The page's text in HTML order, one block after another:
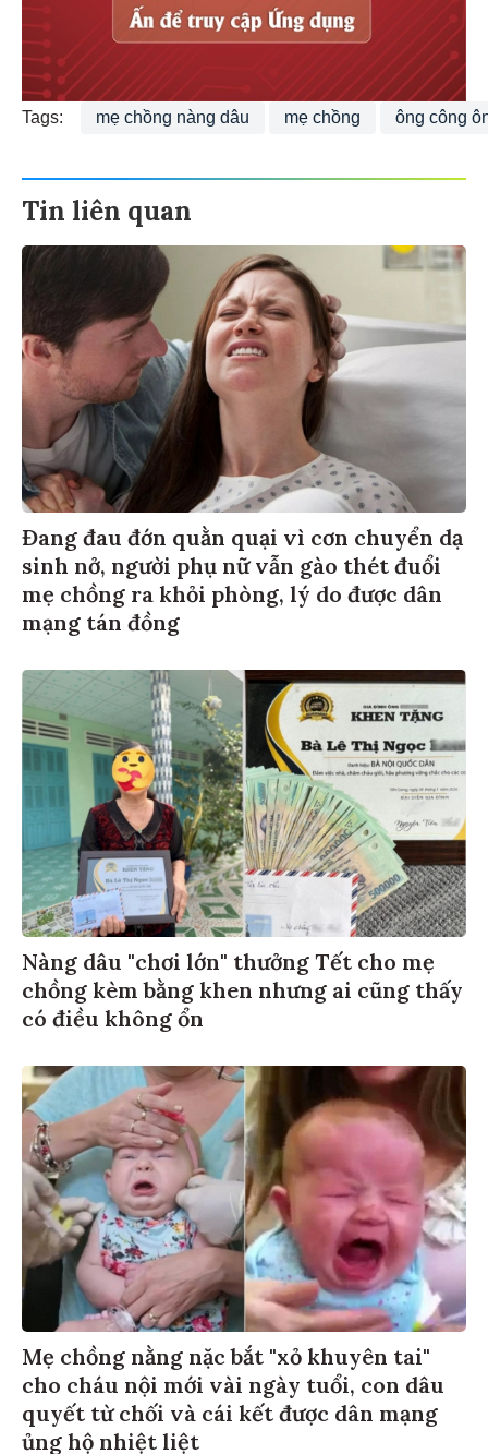
Tags: mẹ chồng nàng dâu mẹ chồng ông công
Tin liên quan
Đang đau đớn quằn quại vì cơn chuyển dạ
sinh nở, người phụ nữ vẫn gào thét đuổi
mẹ chồng ra khỏi phòng, lý do được dân
mạng tán đồng
Nàng dâu "chơi lớn" thưởng Tết cho mẹ
chồng kèm bằng khen nhưng ai cũng thấy
có điều không ổn
Mẹ chồng nằng nặc bắt "xỏ khuyên tai"
cho cháu nội mới vài ngày tuổi, con dâu
quyết từ chối và cái kết được dân mạng
ủng hộ nhiệt liệt